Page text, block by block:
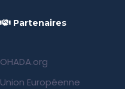
Partenaires
OHADA.org
Union Européenne